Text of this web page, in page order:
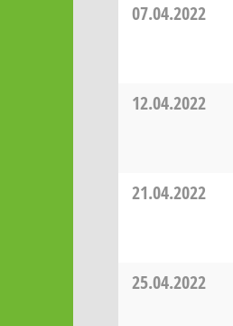
07.04.2022
12.04.2022
21.04.2022
25.04.2022